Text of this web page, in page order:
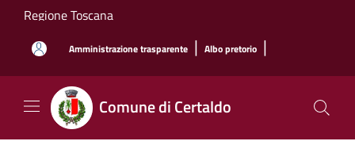
Salta al contenuto principale
Regione Toscana
Amministrazione trasparente | Albo pretorio |
Comune di Certaldo